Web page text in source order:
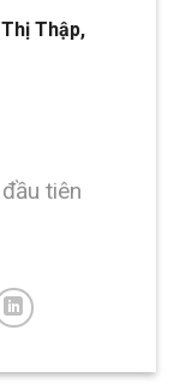
Thập,
tiên